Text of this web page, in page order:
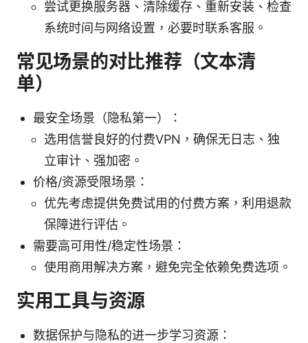
尝试更换服务器、清除缓存、重新安装、检查
系统时间与网络设置，必要时联系客服。
常见场景的对比推荐（文本清
单）
最安全场景（隐私第一）：
选用信誉良好的付费VPN，确保无日志、独
立审计、强加密。
价格/资源受限场景：
优先考虑提供免费试用的付费方案，利用退款
保障进行评估。
需要高可用性/稳定性场景：
使用商用解决方案，避免完全依赖免费选项。
实用工具与资源
数据保护与隐私的进一步学习资源：